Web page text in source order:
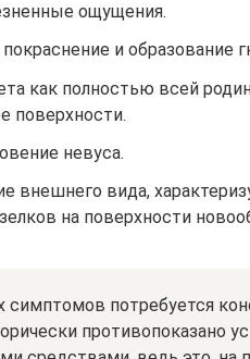
ощущения.
и образование
как полностью всей
поверхности.
невуса.
внешнего вида,
на поверхности
симптомов потребуется
противопоказано